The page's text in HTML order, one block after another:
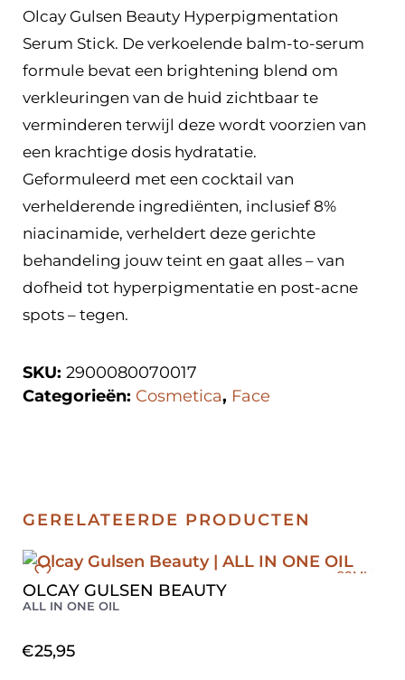
Olcay Gulsen Beauty Hyperpigmentation
Serum Stick. De verkoelende balm-to-serum
formule bevat een brightening blend om
verkleuringen van de huid zichtbaar te
verminderen terwijl deze wordt voorzien van
een krachtige dosis hydratatie.
Geformuleerd met een cocktail van
verhelderende ingrediënten, inclusief 8%
niacinamide, verheldert deze gerichte
behandeling jouw teint en gaat alles – van
dofheid tot hyperpigmentatie en post-acne
spots – tegen.
SKU: 2900080070017
Categorieën: Cosmetica, Face
GERELATEERDE PRODUCTEN
OLCAY GULSEN BEAUTY
ALL IN ONE OIL
€25,95
90ML